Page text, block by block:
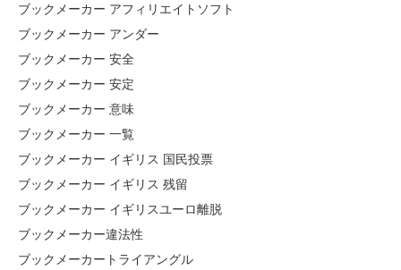
ブックメーカー アフィリエイトソフト
ブックメーカー アンダー
ブックメーカー 安全
ブックメーカー 安定
ブックメーカー 意味
ブックメーカー 一覧
ブックメーカー イギリス 国民投票
ブックメーカー イギリス 残留
ブックメーカー イギリスユーロ離脱
ブックメーカー違法性
ブックメーカートライアングル